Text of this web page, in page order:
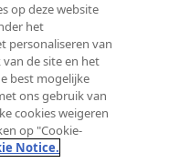
op deze website
het
personaliseren van
de site en het
best mogelijke
ons gebruik van
cookies weigeren
op "Cookie-
Notice.